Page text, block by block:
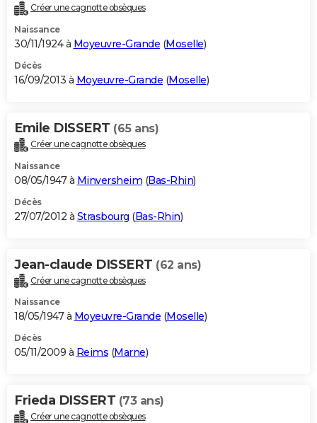
Créer une cagnotte obsèques
Naissance
30/11/1924 à Moyeuvre-Grande (Moselle)
Décès
16/09/2013 à Moyeuvre-Grande (Moselle)
Emile DISSERT (65 ans)
Créer une cagnotte obsèques
Naissance
08/05/1947 à Minversheim (Bas-Rhin)
Décès
27/07/2012 à Strasbourg (Bas-Rhin)
Jean-claude DISSERT (62 ans)
Créer une cagnotte obsèques
Naissance
18/05/1947 à Moyeuvre-Grande (Moselle)
Décès
05/11/2009 à Reims (Marne)
Frieda DISSERT (73 ans)
Créer une cagnotte obsèques